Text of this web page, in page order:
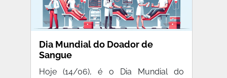
Dia Mundial do Doador de
Sangue
Hoje (14/06), é o Dia Mundial do